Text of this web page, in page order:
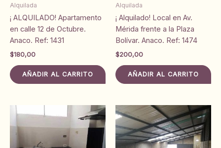
Alquilada
¡ ALQUILADO! Apartamento
en calle 12 de Octubre.
Anaco. Ref: 1431
$180,00
AÑADIR AL CARRITO
Alquilada
¡ Alquilado! Local en Av.
Mérida frente a la Plaza
Bolívar. Anaco. Ref: 1474
$200,00
AÑADIR AL CARRITO